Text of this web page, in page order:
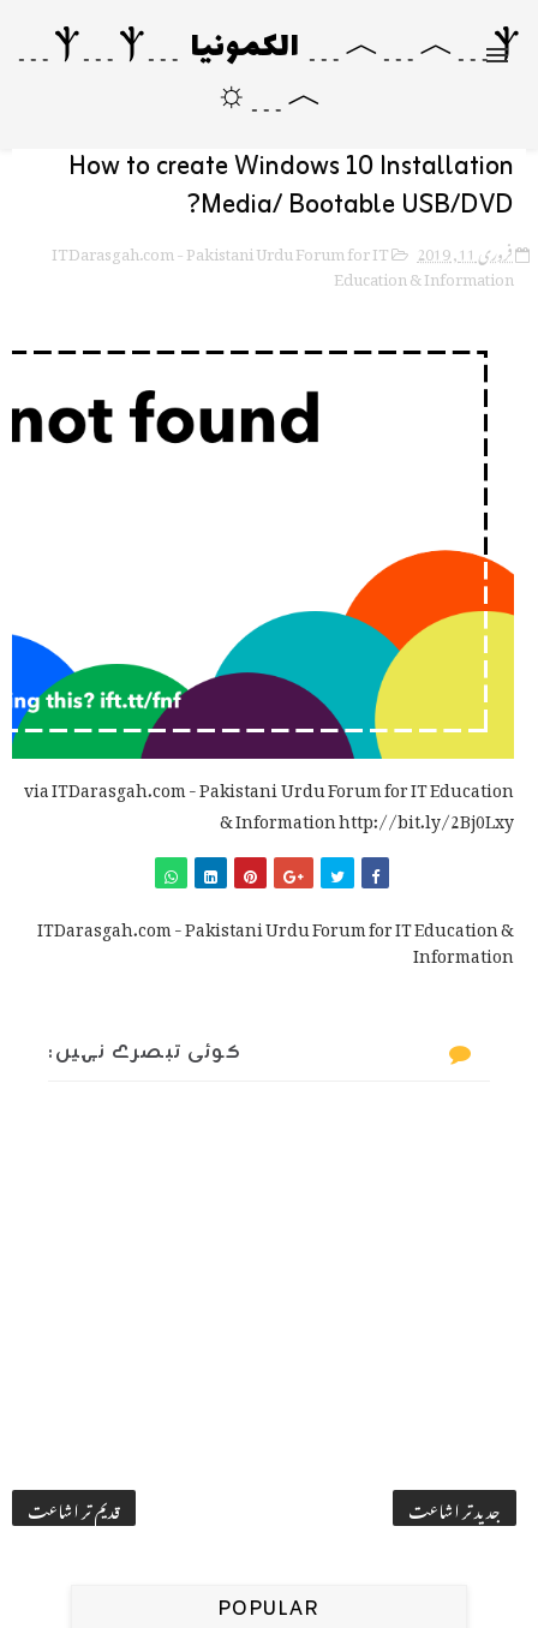
Ⲯ﹍︿﹍︿﹍ الکمونیا ﹍Ⲯ﹍Ⲯ﹍
︿﹍☼
How to create Windows 10 Installation
Media/ Bootable USB/DVD?
فروری 11, 2019 ITDarasgah.com - Pakistani Urdu Forum for IT
Education & Information
via ITDarasgah.com - Pakistani Urdu Forum for IT Education
& Information http://bit.ly/2Bj0Lxy
ITDarasgah.com - Pakistani Urdu Forum for IT Education &
Information
کوئی تبصرے نہیں:
جدید تر اشاعت قدیم تر اشاعت
POPULAR